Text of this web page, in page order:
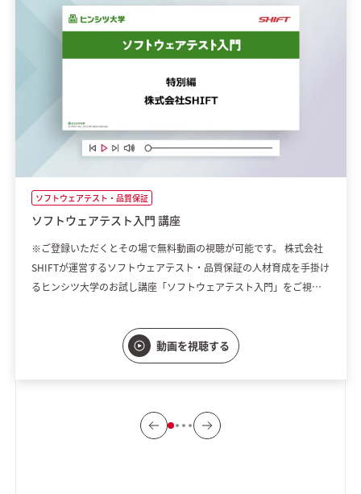
ソフトウェアテスト・品質保証
ソフトウェアテスト入門 講座
※ご登録いただくとその場で無料動画の視聴が可能です。 株式会社
SHIFTが運営するソフトウェアテスト・品質保証の人材育成を手掛け
るヒンシツ大学のお試し講座「ソフトウェアテスト入門」をご視聴
学びたい方におすすめの入門動画です。
動画を視聴する